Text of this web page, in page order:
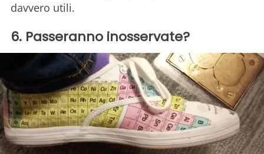
davvero utili.
6. Passeranno inosservate?